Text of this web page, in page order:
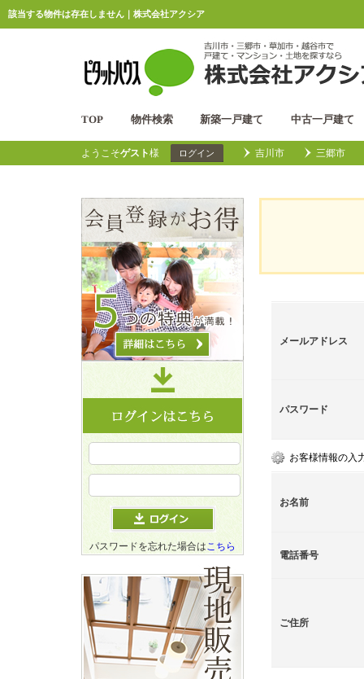
該当する物件は存在しません｜株式会社アクシア
TOP 物件検索 新築一戸建て 中古一戸建て
ようこそゲスト様 ログイン 吉川市 三郷市
メールアドレス
パスワード
お客様情報の入
お名前
電話番号
ご住所
パスワードを忘れた場合はこちら